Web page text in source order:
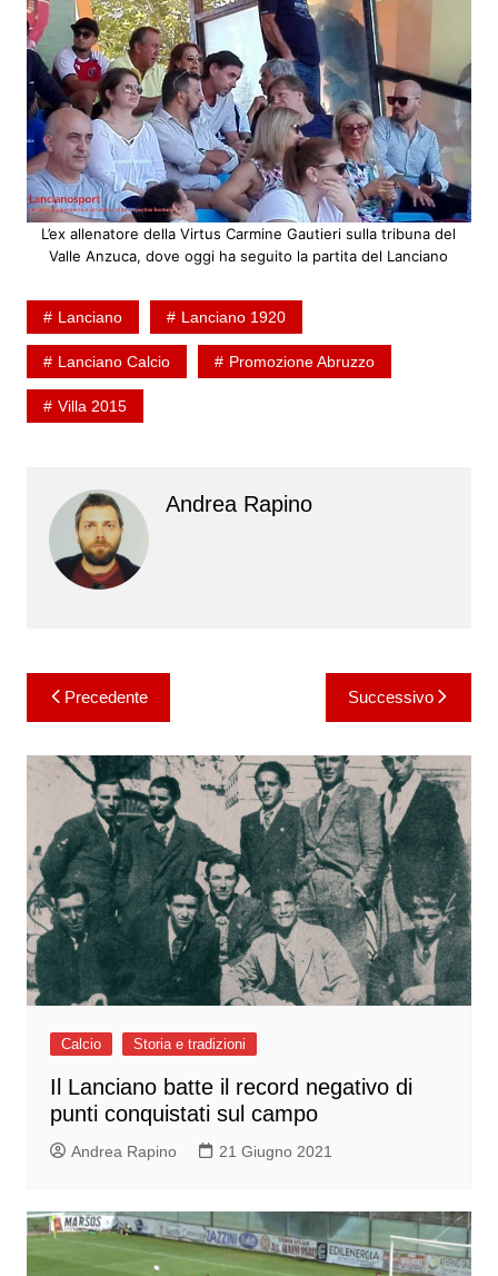
L’ex allenatore della Virtus Carmine Gautieri sulla tribuna del
Valle Anzuca, dove oggi ha seguito la partita del Lanciano
Lanciano Lanciano 1920
Lanciano Calcio Promozione Abruzzo
Villa 2015
Andrea Rapino
Navigazione
articoli
Precedente Successivo
Calcio Storia e tradizioni
Il Lanciano batte il record negativo di
punti conquistati sul campo
Andrea Rapino 21 Giugno 2021